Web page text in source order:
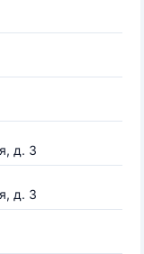
д. 3
д. 3